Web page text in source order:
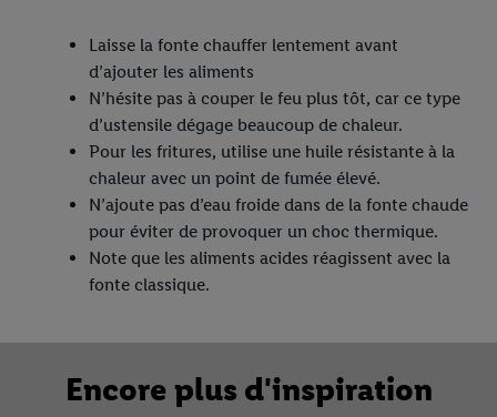
Laisse la fonte chauffer lentement avant
d’ajouter les aliments
N’hésite pas à couper le feu plus tôt, car ce type
d’ustensile dégage beaucoup de chaleur.
Pour les fritures, utilise une huile résistante à la
chaleur avec un point de fumée élevé.
N’ajoute pas d’eau froide dans de la fonte chaude
pour éviter de provoquer un choc thermique.
Note que les aliments acides réagissent avec la
fonte classique.
Encore plus d'inspiration